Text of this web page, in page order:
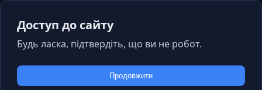
Доступ до сайту
Будь ласка, підтвердіть, що ви не робот.
Продовжити